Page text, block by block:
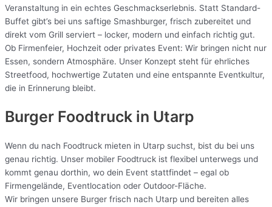
Veranstaltung in ein echtes Geschmackserlebnis. Statt Standard-
Buffet gibt’s bei uns saftige Smashburger, frisch zubereitet und
direkt vom Grill serviert – locker, modern und einfach richtig gut.
Ob Firmenfeier, Hochzeit oder privates Event: Wir bringen nicht nur
Essen, sondern Atmosphäre. Unser Konzept steht für ehrliches
Streetfood, hochwertige Zutaten und eine entspannte Eventkultur,
die in Erinnerung bleibt.
Burger Foodtruck in Utarp
Wenn du nach Foodtruck mieten in Utarp suchst, bist du bei uns
genau richtig. Unser mobiler Foodtruck ist flexibel unterwegs und
kommt genau dorthin, wo dein Event stattfindet – egal ob
Firmengelände, Eventlocation oder Outdoor-Fläche.
Wir bringen unsere Burger frisch nach Utarp und bereiten alles